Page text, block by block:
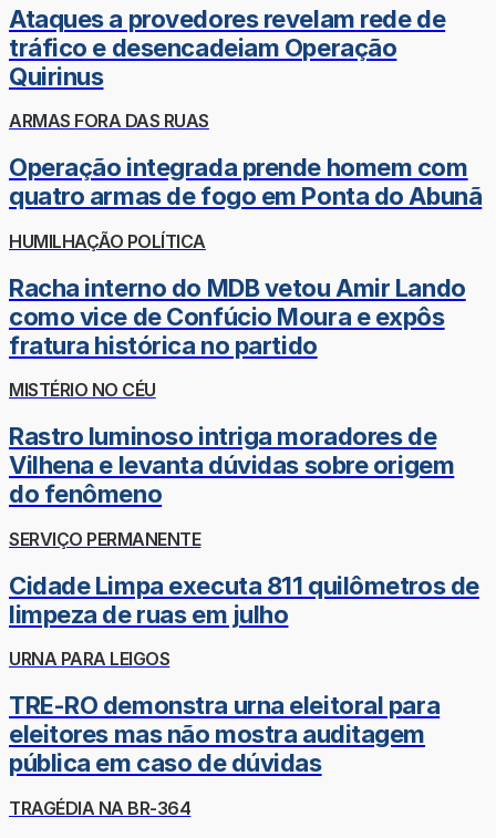
Ataques a provedores revelam rede de
tráfico e desencadeiam Operação
Quirinus
ARMAS FORA DAS RUAS
Operação integrada prende homem com
quatro armas de fogo em Ponta do Abunã
HUMILHAÇÃO POLÍTICA
Racha interno do MDB vetou Amir Lando
como vice de Confúcio Moura e expôs
fratura histórica no partido
MISTÉRIO NO CÉU
Rastro luminoso intriga moradores de
Vilhena e levanta dúvidas sobre origem
do fenômeno
SERVIÇO PERMANENTE
Cidade Limpa executa 811 quilômetros de
limpeza de ruas em julho
URNA PARA LEIGOS
TRE-RO demonstra urna eleitoral para
eleitores mas não mostra auditagem
pública em caso de dúvidas
TRAGÉDIA NA BR-364